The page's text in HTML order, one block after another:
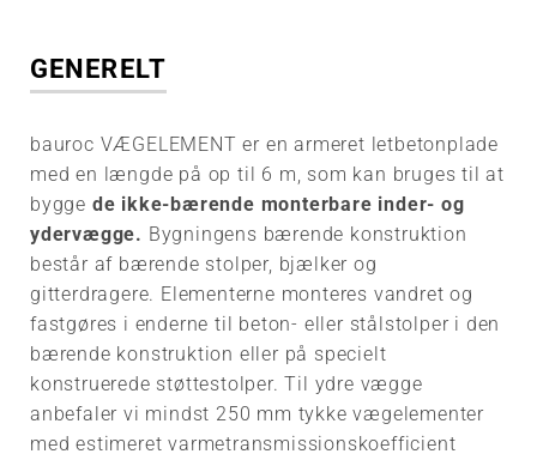
bauroc UNIVERSAL
bauroc HARD
bauroc ACOUSTIC
bauroc U-BLOK
bauroc-OVERLIGGERE
bauroc LOFTSELEMENT/
TAGELEMENT
bauroc VÆGELEMENT
bauroc
TRAPPEELEMENT
bauroc
Fastgørelsesudstyr
bauroc TØRBLANDINGER
og PU-LIM
HJÆLPEMIDLER
MURFOR -armering
bauroc HÅND- og
ELVÆRKTØJ
Tegninger af
oversigt
BIM-kataloget
Tekniske data
Brandfasthed
Vægge af bauroc
VÆGELEMENTER
GENERELT
bauroc VÆGELEMENT er en armeret letbetonplade
med en længde på op til 6 m, som kan bruges til at
bygge de ikke-bærende monterbare inder- og
ydervægge. Bygningens bærende konstruktion
består af bærende stolper, bjælker og
gitterdragere. Elementerne monteres vandret og
fastgøres i enderne til beton- eller stålstolper i den
bærende konstruktion eller på specielt
konstruerede støttestolper. Til ydre vægge
anbefaler vi mindst 250 mm tykke vægelementer
med estimeret varmetransmissionskoefficient